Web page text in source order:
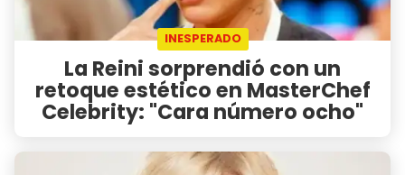
INESPERADO
La Reini sorprendió con un
retoque estético en MasterChef
Celebrity: "Cara número ocho"